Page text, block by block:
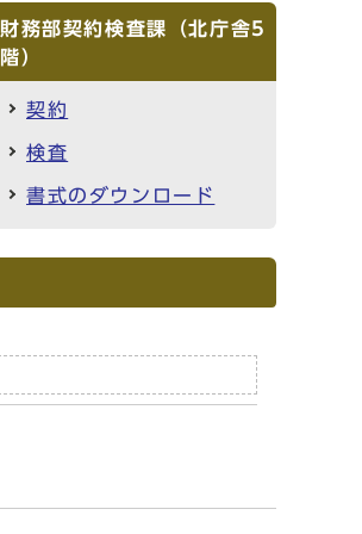
財務部契約検査課（北庁舎5
階）
契約
検査
書式のダウンロード